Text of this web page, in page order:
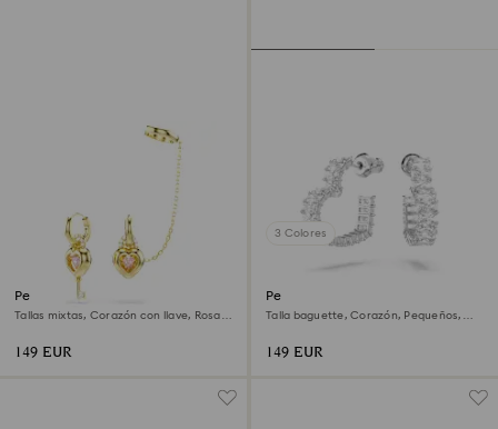
Pendientes de gota con
pendiente ear cuff Idyllia
Tallas mixtas, Corazón con llave, Rosa,
149 EUR
3 Colores
Pendientes de aro Matrix
Talla baguette, Corazón, Pequeños,
149 EUR